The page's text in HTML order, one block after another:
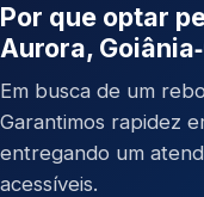
Por que optar
Aurora,
Em busca de um
Garantimos rapidez
entregando um
acessíveis.